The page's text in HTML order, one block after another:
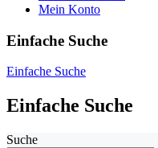
Mein Konto
Einfache Suche
Einfache Suche
Einfache Suche
Suche